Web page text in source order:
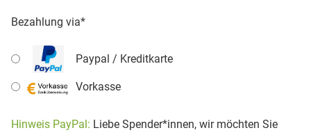
Bezahlung via*
Paypal / Kreditkarte
Vorkasse
Hinweis PayPal: Liebe Spender*innen, wir möchten Sie